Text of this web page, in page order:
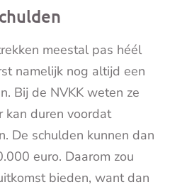
meestal pas héél
namelijk nog altijd een
Bij de NVKK weten ze
kan duren voordat
De schulden kunnen dan
euro. Daarom zou
bieden, want dan